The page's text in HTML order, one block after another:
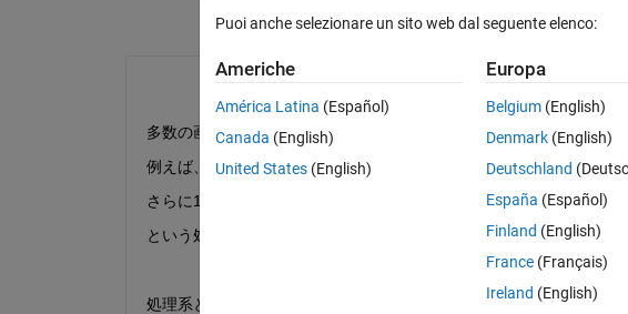
多数の画像データの同一領域を集めたいです。
例えば、100枚の画像データ対して行列(1:3,1:3)の同一領域を100枚
さらに1画素ズラして行列(2:4,1:3)の同一領域を100枚全ての画像か
という処理を行いたいです。
処理系としては以下のように記述し、やりたいことは出来ていると思
Puoi anche selezionare un sito web dal seguente elenco:
Americhe
América Latina (Español)
Canada (English)
United States (English)
Europa
Belgium (English)
Denmark (English)
Deutschland
España (Español)
Finland (English)
France (Français)
Ireland (English)